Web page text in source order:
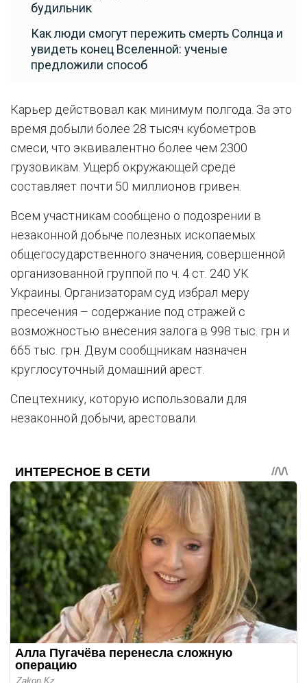
будильник
Как люди смогут пережить смерть Солнца и
увидеть конец Вселенной: ученые
предложили способ
Карьер действовал как минимум полгода. За это
время добыли более 28 тысяч кубометров
смеси, что эквивалентно более чем 2300
грузовикам. Ущерб окружающей среде
составляет почти 50 миллионов гривен.
Всем участникам сообщено о подозрении в
незаконной добыче полезных ископаемых
общегосударственного значения, совершенной
организованной группой по ч. 4 ст. 240 УК
Украины. Организаторам суд избрал меру
пресечения – содержание под стражей с
возможностью внесения залога в 998 тыс. грн и
665 тыс. грн. Двум сообщникам назначен
круглосуточный домашний арест.
Спецтехнику, которую использовали для
незаконной добычи, арестовали.